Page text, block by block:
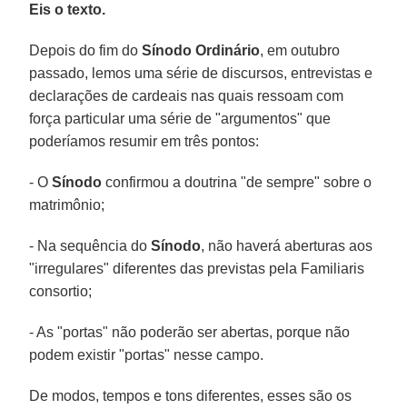
Eis o texto.
Depois do fim doSínodo Ordinário, em outubro
passado, lemos uma série de discursos, entrevistas e
declarações de cardeais nas quais ressoam com
força particular uma série de "argumentos" que
poderíamos resumir em três pontos:
- OSínodo confirmou a doutrina "de sempre" sobre o
matrimônio;
- Na sequência doSínodo, não haverá aberturas aos
"irregulares" diferentes das previstas pela Familiaris
consortio;
- As "portas" não poderão ser abertas, porque não
podem existir "portas" nesse campo.
De modos, tempos e tons diferentes, esses são os